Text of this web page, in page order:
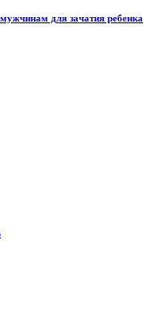
для зачатия ребенка